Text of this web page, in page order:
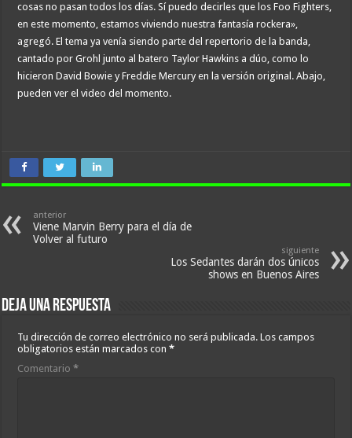
cosas no pasan todos los días. Sí puedo decirles que los Foo Fighters,
en este momento, estamos viviendo nuestra fantasía rockera»,
agregó. El tema ya venía siendo parte del repertorio de la banda,
cantado por Grohl junto al batero Taylor Hawkins a dúo, como lo
hicieron David Bowie y Freddie Mercury en la versión original. Abajo,
pueden ver el video del momento.
anterior
Viene Marvin Berry para el día de
Volver al futuro
siguiente
Los Sedantes darán dos únicos
shows en Buenos Aires
Deja una respuesta
Tu dirección de correo electrónico no será publicada. Los campos
obligatorios están marcados con*
Comentario*